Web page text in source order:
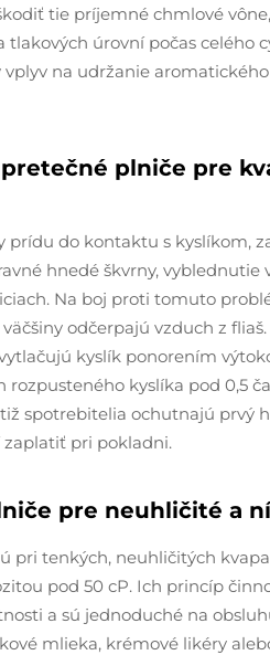
tie príjemné chmlové
úrovní počas celého
na udržanie
plniče pre
prídu do kontaktu s kyslíkom,
hnedé škvrny, vyblednutie
Na boj proti tomuto
odčerpajú vzduch z
kyslík ponorením
rozpusteného kyslíka pod 0,5
spotrebitelia ochutnajú prvý
pri pokladni.
pre neuhličité a
pri tenkých, neuhličitých
pod 50 cP. Ich princíp
a sú jednoduché na
mlieka, krémové likéry